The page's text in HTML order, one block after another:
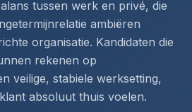
tussen werk en privé, die
ambiëren
organisatie. Kandidaten die
rekenen op
veilige, stabiele werksetting,
absoluut thuis voelen.